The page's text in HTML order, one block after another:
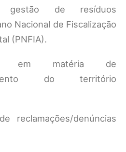
gestão de resíduos
Nacional de Fiscalização
(PNFIA).
em matéria de
do território
reclamações/denúncias